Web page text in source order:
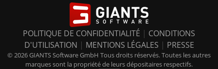
POLITIQUE DE CONFIDENTIALITÉ | CONDITIONS
D'UTILISATION | MENTIONS LÉGALES | PRESSE
© 2026 GIANTS Software GmbH Tous droits réservés. Toutes les autres
marques sont la propriété de leurs dépositaires respectifs.